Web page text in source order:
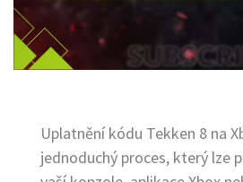
Uplatnění kódu Tekken 8 na
jednoduchý proces, který lze